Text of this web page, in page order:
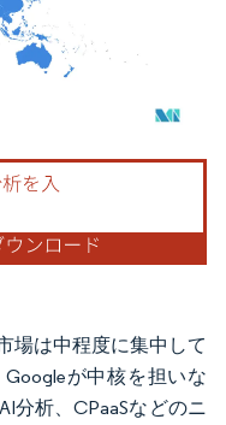
4.0の表示が必要です。
場は中程度に集中して
が中核を担いな
分析、CPaaSなどのニ